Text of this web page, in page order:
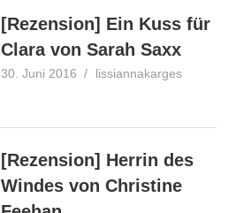
[Rezension] Ein Kuss für
Clara von Sarah Saxx
30. Juni 2016 lissiannakarges
[Rezension] Herrin des
Windes von Christine